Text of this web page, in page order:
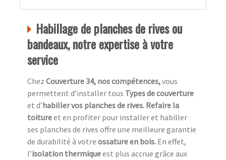
Habillage de planches de rives ou
bandeaux, notre expertise à votre
service
Chez Couverture 34, nos compétences,vous
permettent d’installer tous Types de couverture
et d’habiller vos planches de rives. Refaire la
toitureet en profiter pour installer et habiller
ses planches de rives offre une meilleure garantie
de durabilité à votre ossature en bois. En effet,
l’isolation thermiqueest plus accrue grâce aux